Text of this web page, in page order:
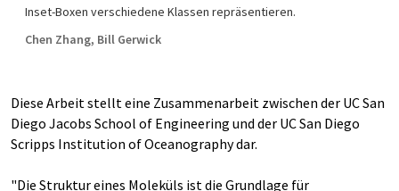
Inset-Boxen verschiedene Klassen repräsentieren.
Chen Zhang, Bill Gerwick
Diese Arbeit stellt eine Zusammenarbeit zwischen der UC San
Diego Jacobs School of Engineering und der UC San Diego
Scripps Institution of Oceanography dar.
"Die Struktur eines Moleküls ist die Grundlage für